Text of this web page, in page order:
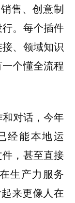
售、创意制
。每个插件
、领域知识
个懂全流程
对话，今年
经能本地运
，甚至直接
生产力服务
来更像人在